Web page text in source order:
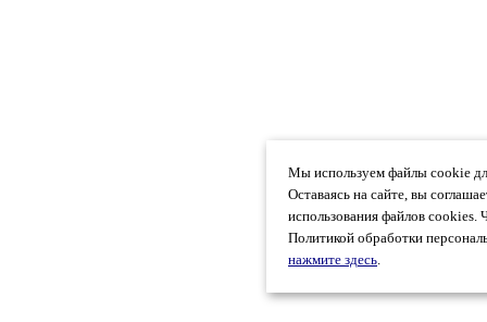
Мы используем файлы cookie
Оставаясь на сайте, вы
использования файлов cookies.
Политикой обработки
нажмите здесь.